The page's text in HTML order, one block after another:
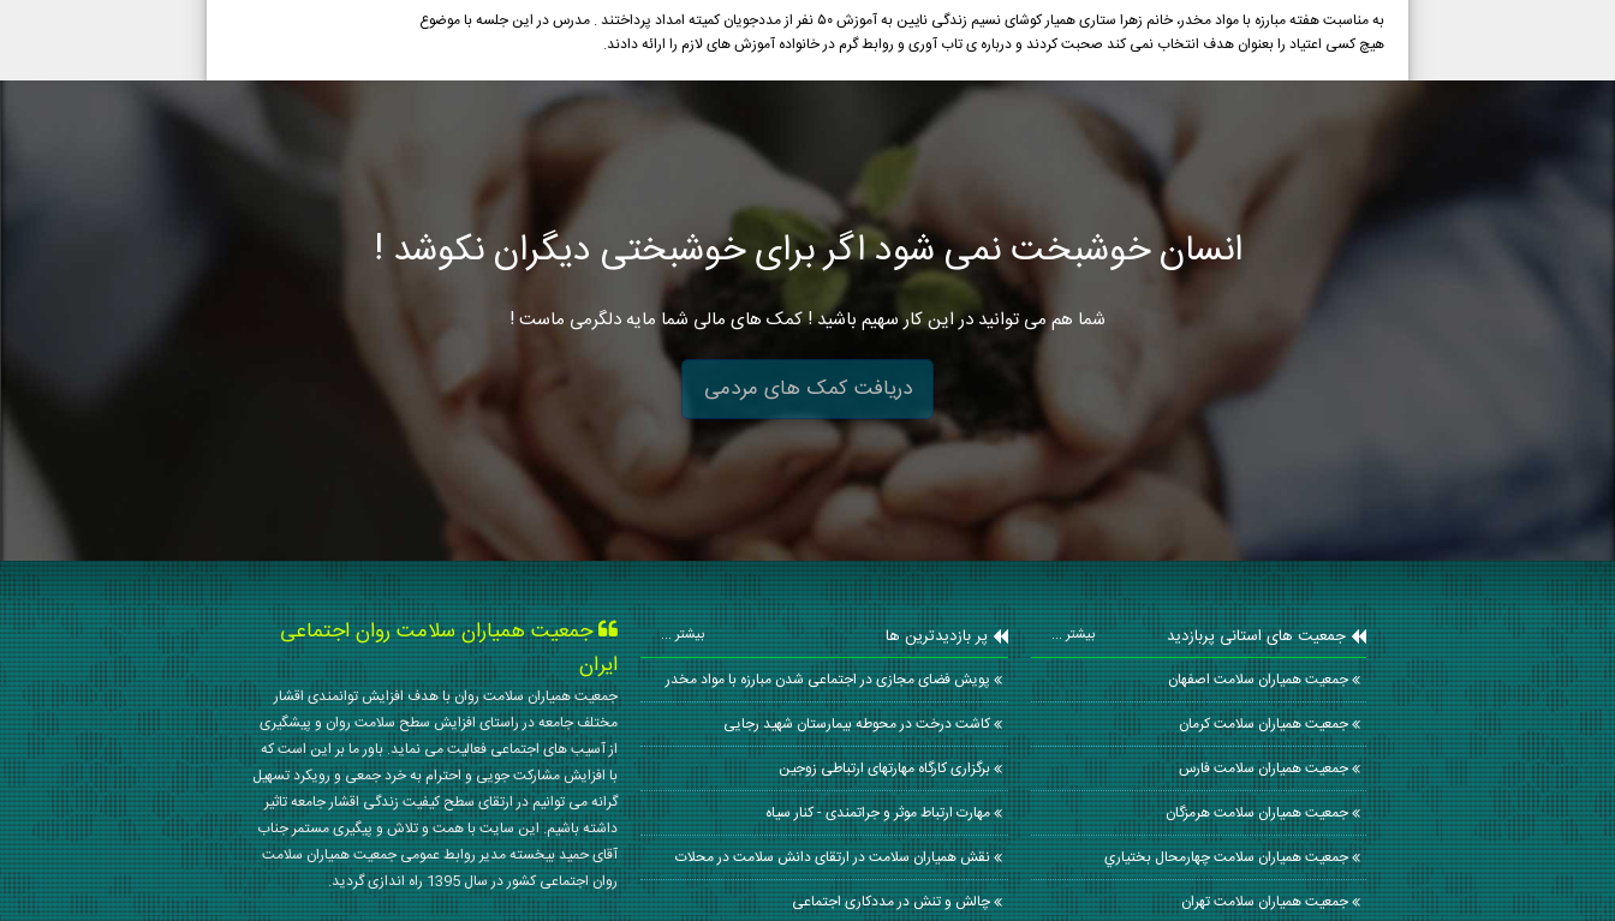
به مناسبت هفته مبارزه با مواد مخدر، خانم زهرا ستاری همیار کوشای نسیم زندگی نایین به آموزش ۵۰ نفر از مددجویان کمیته امداد پرداختند . مدرس در این جلسه با موضوع
هیچ کسی اعتیاد را بعنوان هدف انتخاب نمی کند صحبت کردند و درباره ی تاب آوری و روابط گرم در خانواده آموزش های لازم را ارائه دادند.
انسان خوشبخت نمی شود اگر برای خوشبختی دیگران نکوشد !
شما هم می توانید در این کار سهیم باشید ! کمک های مالی شما مایه دلگرمی ماست !
دریافت کمک های مردمی
جمعیت های استانی پربازدید بیشتر ...
جمعیت همیاران سلامت اصفهان
جمعیت همیاران سلامت كرمان
جمعیت همیاران سلامت فارس
جمعیت همیاران سلامت هرمزگان
جمعیت همیاران سلامت چهارمحال بختياري
جمعیت همیاران سلامت تهران
پر بازدیدترین ها بیشتر ...
پویش فضای مجازی در اجتماعی شدن مبارزه با مواد مخدر
کاشت درخت در محوطه بیمارستان شهید رجایی
برگزاری کارگاه مهارتهای ارتباطی زوجین
مهارت ارتباط موثر و جراتمندی - کنار سیاه
نقش همیاران سلامت در ارتقای دانش سلامت در محلات
چالش‌ و تنش‌ در مددکاری اجتماعی
جمعیت همیاران سلامت روان اجتماعی
ایران
جمعیت همیاران سلامت روان با هدف افزایش توانمندی اقشار
مختلف جامعه در راستای افزایش سطح سلامت روان و پیشگیری
از آسیب های اجتماعی فعالیت می نماید. باور ما بر این است که
با افزایش مشارکت جویی و احترام به خرد جمعی و رویکرد تسهیل
گرانه می توانیم در ارتقای سطح کیفیت زندگی اقشار جامعه تاثیر
داشته باشیم. این سایت با همت و تلاش و پیگیری مستمر جناب
آقای حمید بیخسته مدیر روابط عمومی جمعیت همیاران سلامت
روان اجتماعی کشور در سال 1395 راه اندازی گردید.